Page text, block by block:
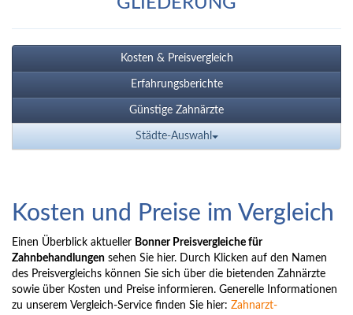
Kosten & Preisvergleich
Erfahrungsberichte
Günstige Zahnärzte
Städte-Auswahl
Kosten und Preise im Vergleich
Einen Überblick aktueller Bonner Preisvergleiche für
Zahnbehandlungen sehen Sie hier. Durch Klicken auf den Namen
des Preisvergleichs können Sie sich über die bietenden Zahnärzte
sowie über Kosten und Preise informieren. Generelle Informationen
zu unserem Vergleich-Service finden Sie hier: Zahnarzt-